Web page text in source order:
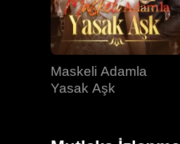
Maskeli Adamla
Yasak Aşk